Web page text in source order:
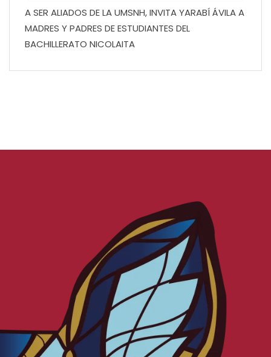
A SER ALIADOS DE LA UMSNH, INVITA YARABÍ ÁVILA A
MADRES Y PADRES DE ESTUDIANTES DEL
BACHILLERATO NICOLAITA